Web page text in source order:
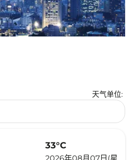
天气单位:
度 Selected
33°C